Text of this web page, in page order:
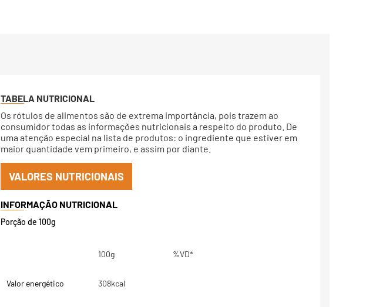
TABELA NUTRICIONAL
Os rótulos de alimentos são de extrema importância, pois trazem ao
consumidor todas as informações nutricionais a respeito do produto. De
uma atenção especial na lista de produtos: o ingrediente que estiver em
maior quantidade vem primeiro, e assim por diante.
VALORES NUTRICIONAIS
Porção de 100g
100g %VD*
Valor energético 308kcal